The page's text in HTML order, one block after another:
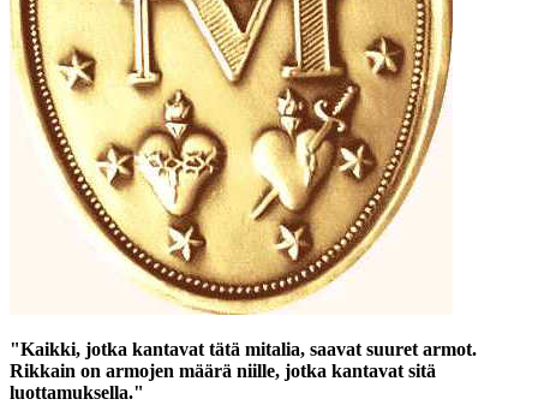
"Kaikki, jotka kantavat tätä mitalia, saavat suuret armot.
Rikkain on armojen määrä niille, jotka kantavat sitä
luottamuksella."